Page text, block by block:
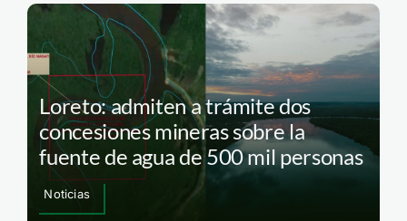
Loreto: admiten a trámite dos
concesiones mineras sobre la
fuente de agua de 500 mil personas
Noticias